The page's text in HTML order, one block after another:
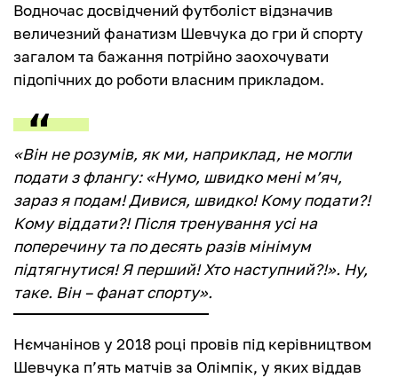
Водночас досвідчений футболіст відзначив
величезний фанатизм Шевчука до гри й спорту
загалом та бажання потрійно заохочувати
підопічних до роботи власним прикладом.
«Він не розумів, як ми, наприклад, не могли
подати з флангу: «Нумо, швидко мені м’яч,
зараз я подам! Дивися, швидко! Кому подати?!
Кому віддати?! Після тренування усі на
поперечину та по десять разів мінімум
підтягнутися! Я перший! Хто наступний?!». Ну,
таке. Він – фанат спорту».
Нємчанінов у 2018 році провів під керівництвом
Шевчука п’ять матчів за Олімпік, у яких віддав